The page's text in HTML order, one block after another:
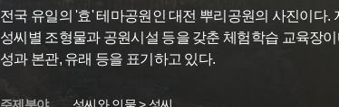
전국 유일의 '효' 테마공원인 대전 뿌리공원의 사진이다.
성씨별 조형물과 공원시설 등을 갖춘 체험학습 교육장
성과 본관, 유래 등을 표기하고 있다.